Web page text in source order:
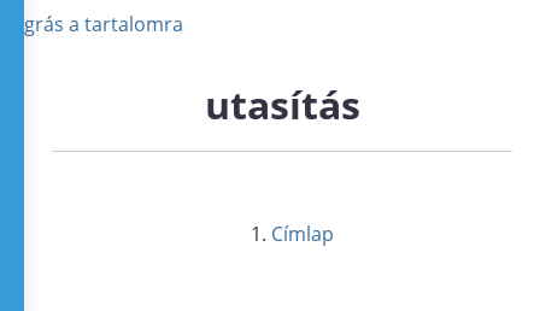
Ugrás a tartalomra
utasítás
Címlap